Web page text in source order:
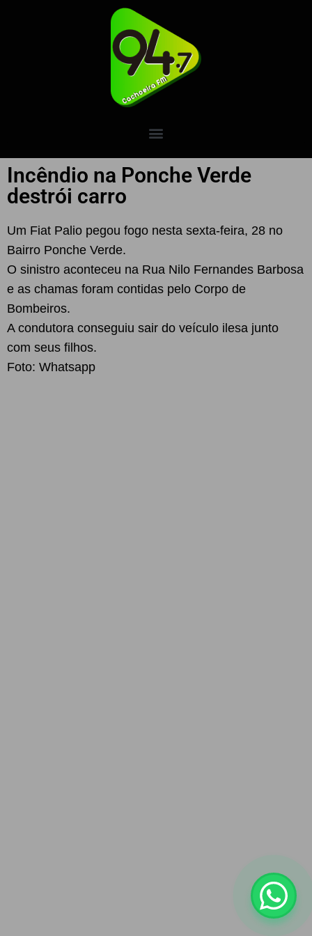
Incêndio na Ponche Verde
destrói carro
Um Fiat Palio pegou fogo nesta sexta-feira, 28 no
Bairro Ponche Verde.
O sinistro aconteceu na Rua Nilo Fernandes Barbosa
e as chamas foram contidas pelo Corpo de
Bombeiros.
A condutora conseguiu sair do veículo ilesa junto
com seus filhos.
Foto: Whatsapp